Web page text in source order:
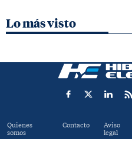
Lo más visto
Quienes
somos
Contacto Aviso
legal